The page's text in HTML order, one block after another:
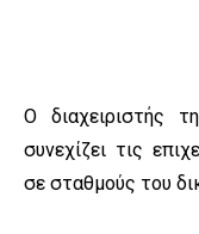
Ο διαχειριστής
συνεχίζει τις
σε σταθμούς του